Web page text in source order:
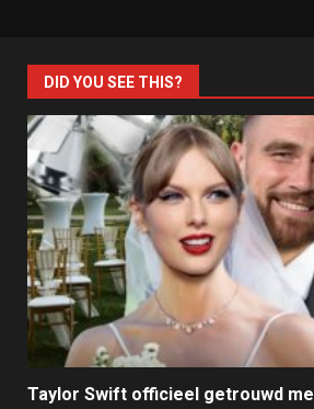
DID YOU SEE THIS?
Taylor Swift officieel getrouwd